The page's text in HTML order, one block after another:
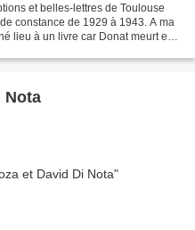
et belles-lettres de Toulouse
constance de 1929 à 1943. A ma
lieu à un livre car Donat meurt en
Nota